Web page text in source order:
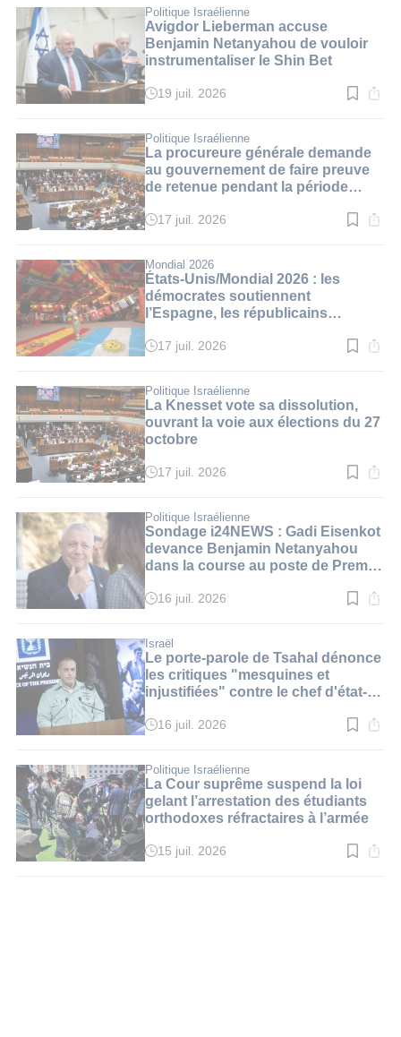
:
3
min.
Politique Israélienne
Avigdor Lieberman accuse
Benjamin Netanyahou de vouloir
instrumentaliser le Shin Bet
Temps
:
3
min.
19 juil. 2026
Politique Israélienne
La procureure générale demande
au gouvernement de faire preuve
de retenue pendant la période
Temps
:
3
min.
17 juil. 2026
Mondial 2026
États-Unis/Mondial 2026 : les
démocrates soutiennent
l’Espagne, les républicains
Temps
:
3
min.
17 juil. 2026
Politique Israélienne
La Knesset vote sa dissolution,
ouvrant la voie aux élections du 27
octobre
Temps
:
3
min.
17 juil. 2026
Politique Israélienne
Sondage i24NEWS : Gadi Eisenkot
devance Benjamin Netanyahou
dans la course au poste de Premier
Temps
:
3
min.
16 juil. 2026
Israël
Le porte-parole de Tsahal dénonce
les critiques "mesquines et
injustifiées" contre le chef d'état-
Temps
:
3
min.
16 juil. 2026
Politique Israélienne
La Cour suprême suspend la loi
gelant l’arrestation des étudiants
orthodoxes réfractaires à l’armée
Temps
15 juil. 2026